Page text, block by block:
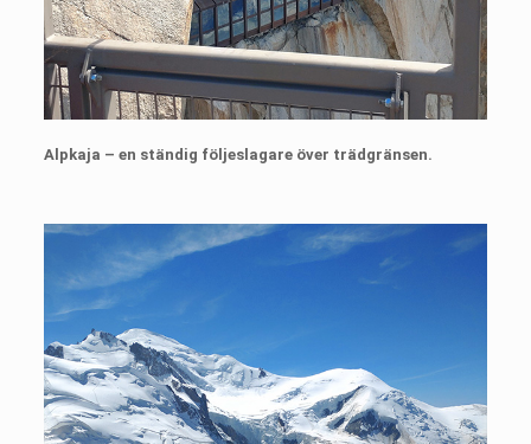
Alpkaja – en ständig följeslagare över trädgränsen.